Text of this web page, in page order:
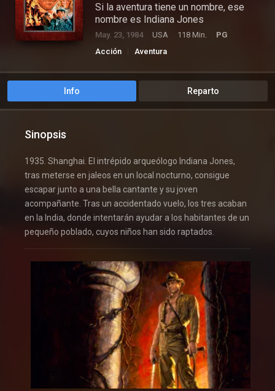
Si la aventura tiene un nombre, ese
nombre es Indiana Jones
May. 23, 1984 USA 118 Min.
PG
Acción
Aventura
Info Reparto
Sinopsis
1935. Shanghai. El intrépido arqueólogo Indiana Jones,
tras meterse en jaleos en un local nocturno, consigue
escapar junto a una bella cantante y su joven
acompañante. Tras un accidentado vuelo, los tres acaban
en la India, donde intentarán ayudar a los habitantes de un
pequeño poblado, cuyos niños han sido raptados.